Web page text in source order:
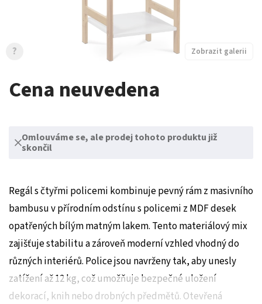
Cena neuvedena
Omlouváme se, ale prodej tohoto produktu již
skončil
Zobrazit galerii
?
Regál s čtyřmi policemi kombinuje pevný rám z masivního
bambusu v přírodním odstínu s policemi z MDF desek
opatřených bílým matným lakem. Tento materiálový mix
zajišťuje stabilitu a zároveň moderní vzhled vhodný do
různých interiérů. Police jsou navrženy tak, aby unesly
zatížení až 12 kg, což umožňuje bezpečné uložení
dekorací, knih nebo drobných předmětů. Otevřená